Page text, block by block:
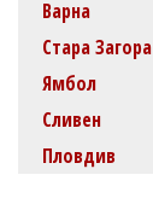
Варна
Стара Загора
Ямбол
Сливен
Пловдив